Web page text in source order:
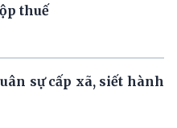
thuế
sự cấp xã, siết hành